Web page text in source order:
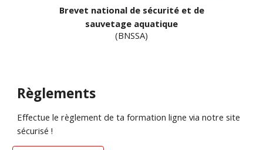
Brevet national de sécurité et de
sauvetage aquatique
(BNSSA)
Règlements
Effectue le règlement de ta formation ligne via notre site
sécurisé !